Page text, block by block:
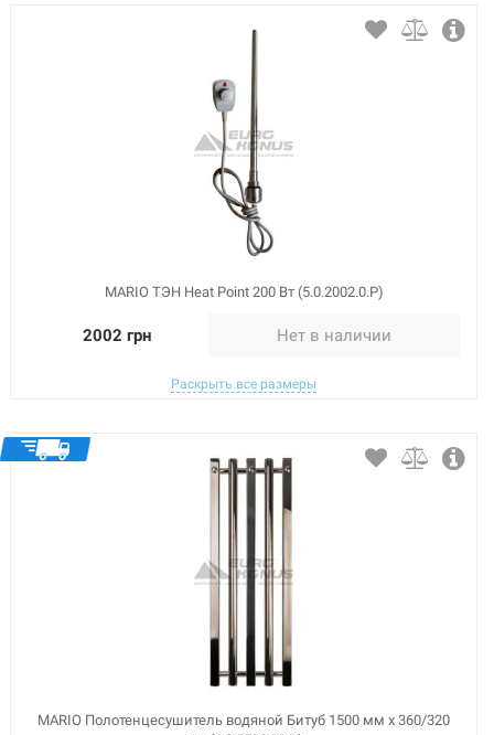
MARIO ТЭН Heat Point 200 Вт (5.0.2002.0.Р)
2002 грн Нет в наличии
Раскрыть все размеры
MARIO Полотенцесушитель водяной Битуб 1500 мм x 360/320